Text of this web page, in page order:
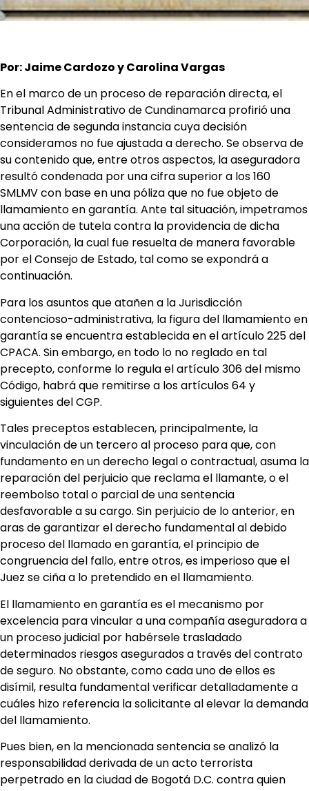
Por: Jaime Cardozo y Carolina Vargas
En el marco de un proceso de reparación directa, el
Tribunal Administrativo de Cundinamarca profirió una
sentencia de segunda instancia cuya decisión
consideramos no fue ajustada a derecho. Se observa de
su contenido que, entre otros aspectos, la aseguradora
resultó condenada por una cifra superior a los 160
SMLMV con base en una póliza que no fue objeto de
llamamiento en garantía. Ante tal situación, impetramos
una acción de tutela contra la providencia de dicha
Corporación, la cual fue resuelta de manera favorable
por el Consejo de Estado, tal como se expondrá a
continuación.
Para los asuntos que atañen a la Jurisdicción
contencioso-administrativa, la figura del llamamiento en
garantía se encuentra establecida en el artículo 225 del
CPACA. Sin embargo, en todo lo no reglado en tal
precepto, conforme lo regula el artículo 306 del mismo
Código, habrá que remitirse a los artículos 64 y
siguientes del CGP.
Tales preceptos establecen, principalmente, la
vinculación de un tercero al proceso para que, con
fundamento en un derecho legal o contractual, asuma la
reparación del perjuicio que reclama el llamante, o el
reembolso total o parcial de una sentencia
desfavorable a su cargo. Sin perjuicio de lo anterior, en
aras de garantizar el derecho fundamental al debido
proceso del llamado en garantía, el principio de
congruencia del fallo, entre otros, es imperioso que el
Juez se ciña a lo pretendido en el llamamiento.
El llamamiento en garantía es el mecanismo por
excelencia para vincular a una compañía aseguradora a
un proceso judicial por habérsele trasladado
determinados riesgos asegurados a través del contrato
de seguro. No obstante, como cada uno de ellos es
disímil, resulta fundamental verificar detalladamente a
cuáles hizo referencia la solicitante al elevar la demanda
del llamamiento.
Pues bien, en la mencionada sentencia se analizó la
responsabilidad derivada de un acto terrorista
perpetrado en la ciudad de Bogotá D.C. contra quien